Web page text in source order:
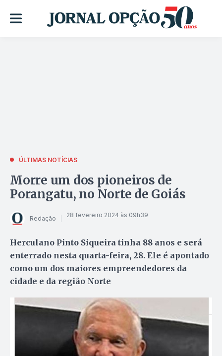
ÚLTIMAS NOTÍCIAS
Morre um dos pioneiros de
Porangatu, no Norte de Goiás
Redação 28 fevereiro 2024 às 09h39
Herculano Pinto Siqueira tinha 88 anos e será
enterrado nesta quarta-feira, 28. Ele é apontado
como um dos maiores empreendedores da
cidade e da região Norte